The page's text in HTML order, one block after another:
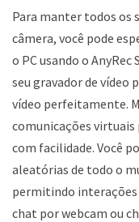
Para manter todos os
câmera, você pode
o PC usando o AnyRec
seu gravador de vídeo
vídeo perfeitamente.
comunicações virtuais
com facilidade. Você
aleatórias de todo o
permitindo interações
chat por webcam ou